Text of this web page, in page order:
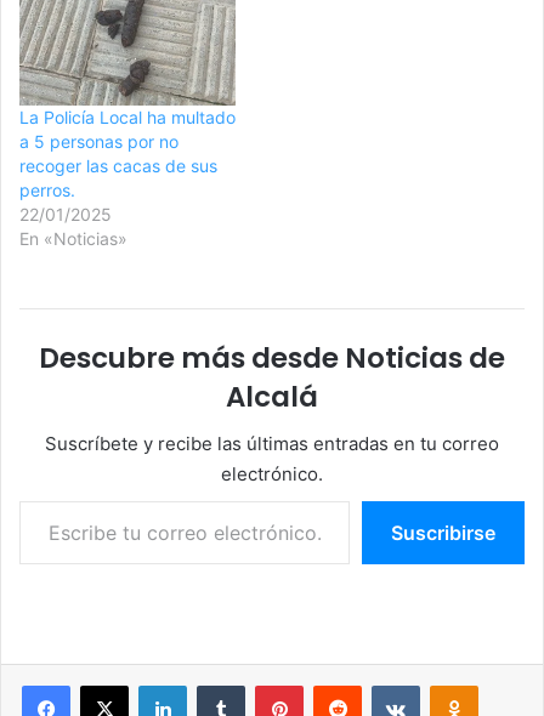
La Policía Local ha multado
a 5 personas por no
recoger las cacas de sus
perros.
22/01/2025
En «Noticias»
Descubre más desde Noticias de
Alcalá
Suscríbete y recibe las últimas entradas en tu correo
electrónico.
Escribe tu correo electrónico…
Suscribirse